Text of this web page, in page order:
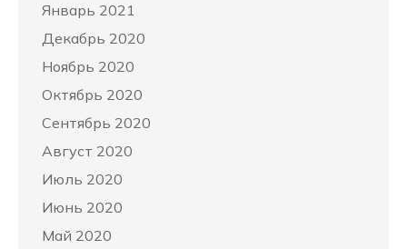
Январь 2021
Декабрь 2020
Ноябрь 2020
Октябрь 2020
Сентябрь 2020
Август 2020
Июль 2020
Июнь 2020
Май 2020